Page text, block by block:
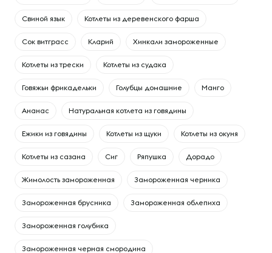
Свиной язык Котлеты из деревенского фарша
Сок витграсс Кларий Хинкали замороженные
Котлеты из трески Котлеты из судака
Говяжьи фрикадельки Голубцы домашние Манго
Ананас Натуральная котлета из говядины
Ежики из говядины Котлеты из щуки Котлеты из окуня
Котлеты из сазана Сиг Ряпушка Дорадо
Жимолость замороженная Замороженная черника
Замороженная брусника Замороженная облепиха
Замороженная голубика
Замороженная черная смородина